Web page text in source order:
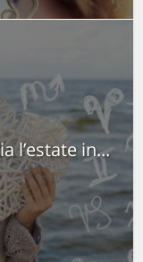
l’estate in...